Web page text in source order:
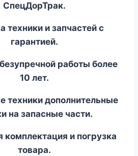
СпецДорТрак.
техники и запчастей с
гарантией.
работы более
10 лет.
техники дополнительные
на запасные части.
комплектация и погрузка
товара.